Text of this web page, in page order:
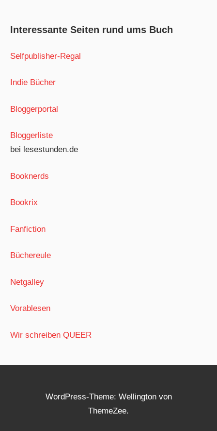
Interessante Seiten rund ums Buch
Selfpublisher-Regal
Indie Bücher
Bloggerportal
Bloggerliste
bei lesestunden.de
Booknerds
Bookrix
Fanfiction
Büchereule
Netgalley
Vorablesen
Wir schreiben QUEER
WordPress-Theme: Wellington von
ThemeZee.